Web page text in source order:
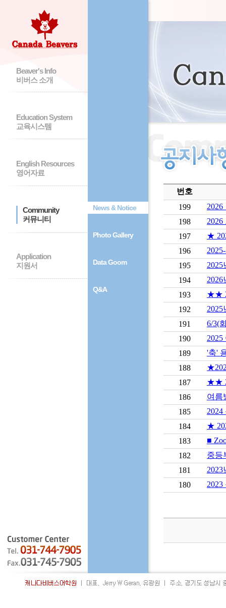
Beaver's Info
비버스 소개
Education System
교육시스템
English Resources
영어자료
Community
커뮤니티
News & Notice
Photo Gallery
Data Goom
Q&A
Application
지원서
번호
199
198
197
★
196
195
194
193
★★
192
191
6/3(
190
189
'축'
188
187
★★
186
여름
185
184
★
183
■
182
중등
181
180